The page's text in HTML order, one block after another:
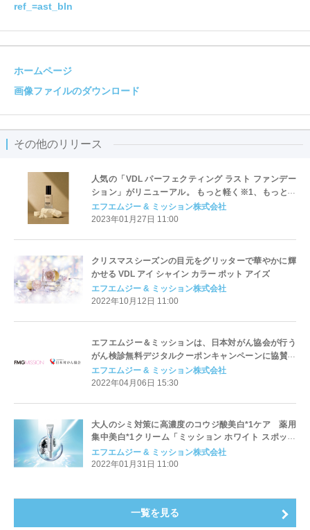
ref_=ast_bln
ホームページ
画像ファイルのダウンロード
その他のリリース
人気の「VDL パーフェクティング ラスト ファンデー
ション」がリニューアル。 もっと軽く※1、もっと長
く※1。 「VDL カバーステイン パーフェクティング フ
ァンデーション」誕生
エフエムジー & ミッション株式会社
2023年01月27日 11:00
クリスマスシーズンの目元をグリッターで華やかに輝
かせる VDL アイ シャイン カラー ポット アイズ
エフエムジー & ミッション株式会社
2022年10月12日 11:00
エフエムジー＆ミッションは、日本対がん協会が行う
がん検診無料デジタルクーポンキャンペーンに協賛し
ます
エフエムジー & ミッション株式会社
2022年04月06日 15:30
大人のシミ対策に高濃度のコウジ酸美白*1ケア 薬用
集中美白*1クリーム「ミッション ホワイト スポット
シューター」
エフエムジー & ミッション株式会社
2022年01月31日 11:00
一覧を見る